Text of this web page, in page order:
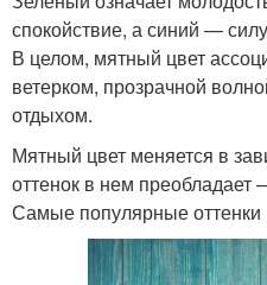
спокойствие, а синий —
В целом, мятный цвет
ветерком, прозрачной
отдыхом.
Мятный цвет меняется в
оттенок в нем
Самые популярные оттенки